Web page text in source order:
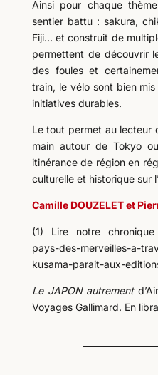
Ainsi pour chaque
sentier battu : sakura,
Fiji… et construit de
permettent de découvrir
des foules et
train, le vélo sont bien
initiatives durables.
Le tout permet au lecteur
main autour de Tokyo
itinérance de région en
culturelle et historique sur
Camille DOUZELET et
(1) Lire notre chronique
pays-des-merveilles-a-
kusama-parait-aux-
Le JAPON autrement
Voyages Gallimard. En